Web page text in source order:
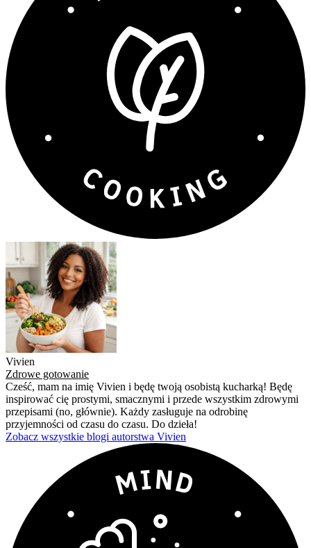
Vivien
Zdrowe gotowanie
Cześć, mam na imię Vivien i będę twoją osobistą kucharką! Będę
inspirować cię prostymi, smacznymi i przede wszystkim zdrowymi
przepisami (no, głównie). Każdy zasługuje na odrobinę
przyjemności od czasu do czasu. Do dzieła!
Zobacz wszystkie blogi autorstwa Vivien